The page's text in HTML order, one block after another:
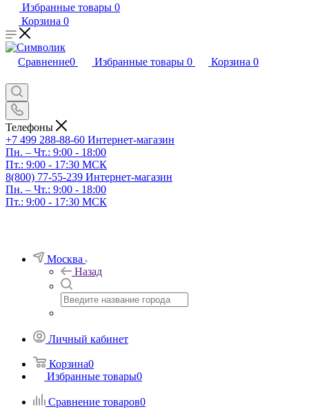
Избранные товары 0
Корзина 0
Сравнение0 Избранные товары 0 Корзина 0
Телефоны
+7 499 288-88-60 Интернет-магазин
Пн. – Чт.: 9:00 - 18:00
Пт.: 9:00 - 17:30 МСК
8(800) 77-55-239 Интернет-магазин
Пн. – Чт.: 9:00 - 18:00
Пт.: 9:00 - 17:30 МСК
Москва
Назад
Личный кабинет
Корзина0
Избранные товары0
Сравнение товаров0